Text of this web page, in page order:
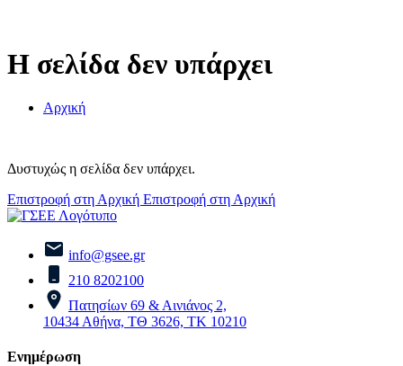
Η σελίδα δεν υπάρχει
Αρχική
Δυστυχώς η σελίδα δεν υπάρχει.
Επιστροφή στη Αρχική Επιστροφή στη Αρχική
info@gsee.gr
210 8202100
Πατησίων 69 & Αινιάνος 2,
10434 Αθήνα, ΤΘ 3626, ΤΚ 10210
Ενημέρωση